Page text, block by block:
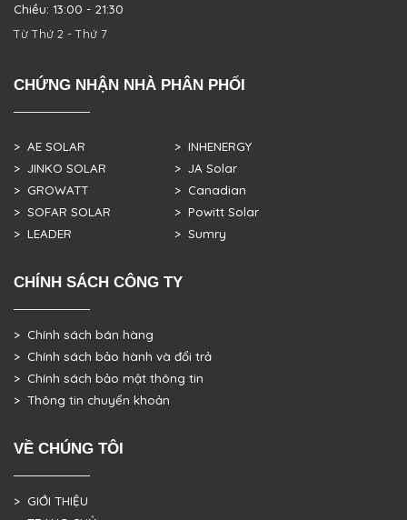
Chiều: 13:00 - 21:30
Từ Thứ 2 - Thứ 7
CHỨNG NHẬN NHÀ PHÂN PHỐI
> AE SOLAR
> JINKO SOLAR
> GROWATT
> SOFAR SOLAR
> LEADER
> INHENERGY
> JA Solar
> Canadian
> Powitt Solar
> Sumry
CHÍNH SÁCH CÔNG TY
> Chính sách bán hàng
> Chính sách bảo hành và đổi trả
> Chính sách bảo mật thông tin
> Thông tin chuyển khoản
VỀ CHÚNG TÔI
> GIỚI THIỆU